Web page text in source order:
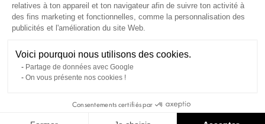
Port offert dès 69€ d'achat
Pour une une livraison colissimo
en France Métropolitaine.
relatives à ton appareil et ton navigateur afin de suivre ton activité à
des fins marketing et fonctionnelles, comme la personnalisation des
publicités et l'amélioration du site Web.
Voici pourquoi nous utilisons des cookies.
Partage de données avec Google
On vous présente nos cookies !
Consentements certifiés par
Axeptio consent